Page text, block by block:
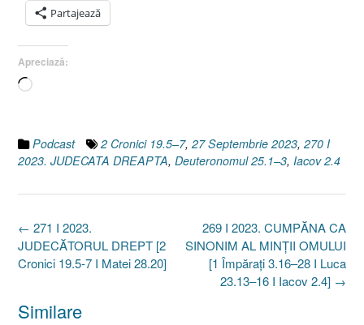
Partajează
Apreciază:
Încarc...
Podcast 2 Cronici 19.5–7, 27 Septembrie 2023, 270 I
2023. JUDECATA DREAPTA, Deuteronomul 25.1–3, Iacov 2.4
Post
navigation
269 I 2023. CUMPĂNA CA
SINONIM AL MINȚII OMULUI
[1 Împărați 3.16–28 I Luca
23.13–16 I Iacov 2.4] →
← 271 I 2023.
JUDECĂTORUL DREPT [2
Cronici 19.5-7 I Matei 28.20]
Similare